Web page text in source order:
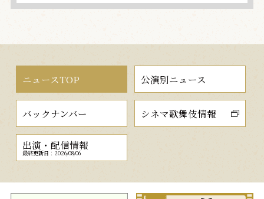
ニュースTOP 公演別ニュース
バックナンバー シネマ歌舞伎情報
出演・配信情報
最終更新日：2026/08/06